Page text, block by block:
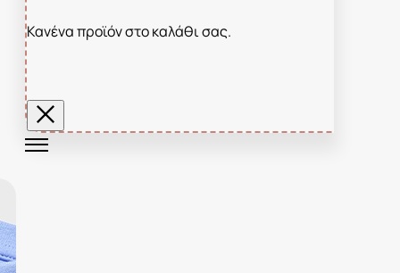
Κανένα προϊόν στο καλάθι σας.